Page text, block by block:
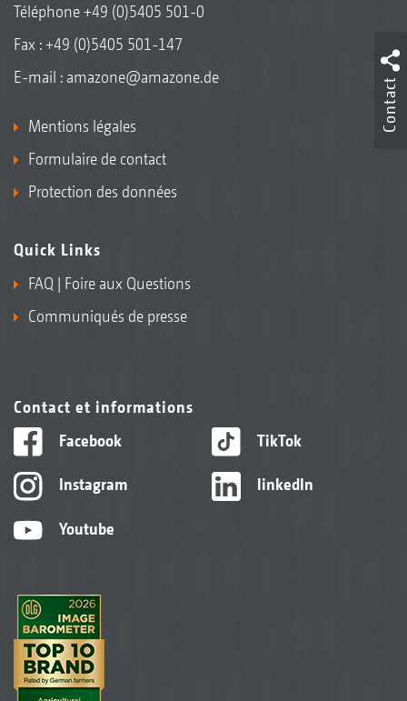
Téléphone+49 (0)5405 501-0
Fax : +49 (0)5405 501-147
E-mail : amazone@amazone.de
Mentions légales
Formulaire de contact
Protection des données
Quick Links
FAQ | Foire aux Questions
Communiqués de presse
Contact et informations
Facebook
Instagram
Youtube
TikTok
linkedIn
Contact